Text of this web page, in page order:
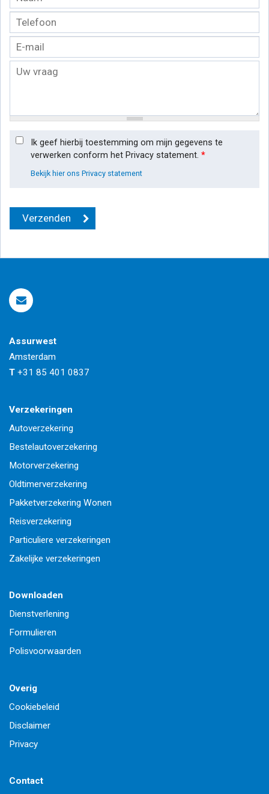
Ik geef hierbij toestemming om mijn gegevens te
verwerken conform het Privacy statement. *
Bekijk hier ons Privacy statement
Assurwest
Amsterdam
T +31 85 401 0837
Verzekeringen
Autoverzekering
Bestelautoverzekering
Motorverzekering
Oldtimerverzekering
Pakketverzekering Wonen
Reisverzekering
Particuliere verzekeringen
Zakelijke verzekeringen
Downloaden
Dienstverlening
Formulieren
Polisvoorwaarden
Overig
Cookiebeleid
Disclaimer
Privacy
Contact